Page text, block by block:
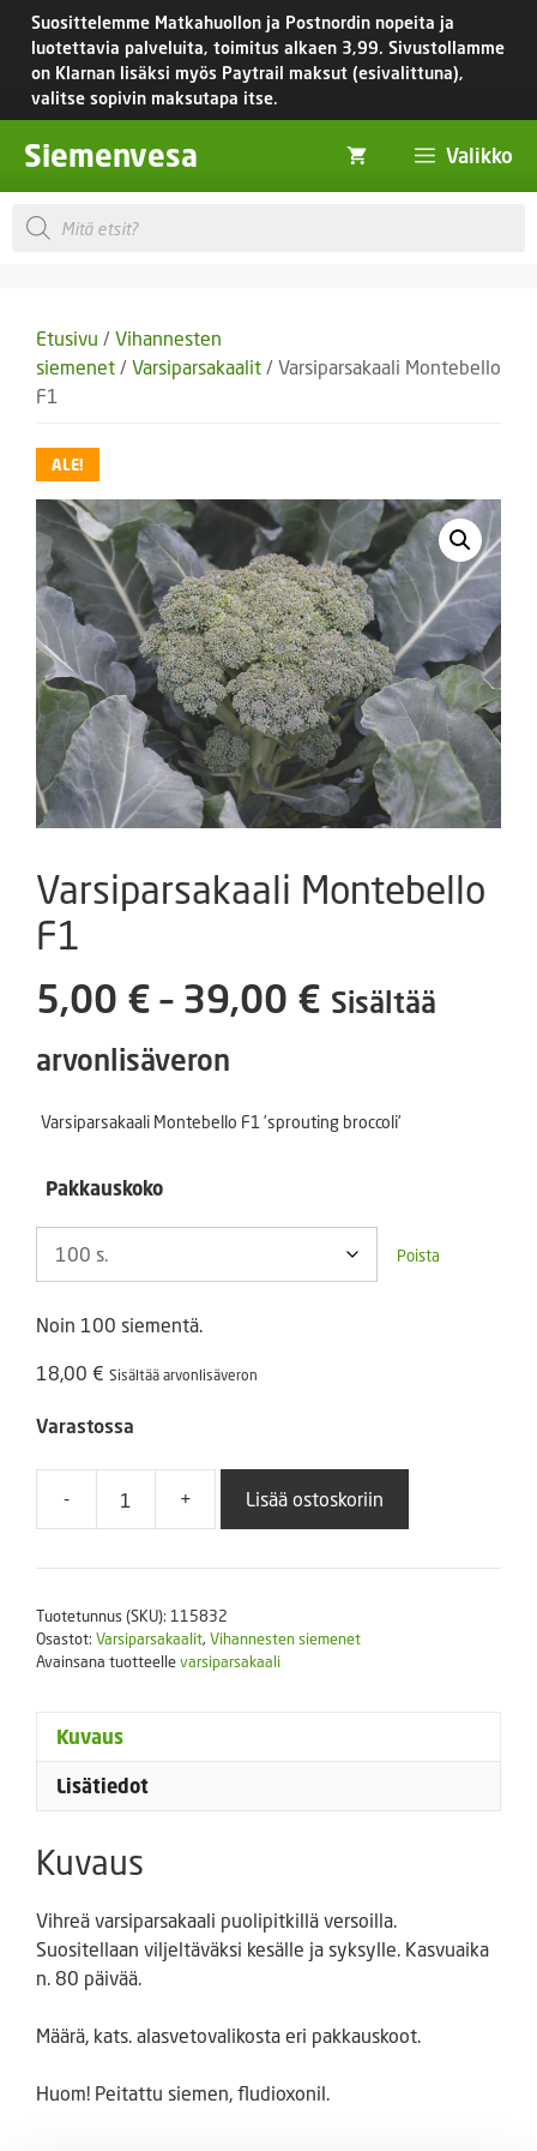
Siirry
sisältöön
Suosittelemme Matkahuollon ja Postnordin nopeita ja
luotettavia palveluita, toimitus alkaen 3,99. Sivustollamme
on Klarnan lisäksi myös Paytrail maksut (esivalittuna),
valitse sopivin maksutapa itse.
Siemenvesa Valikko
Products
search
Etusivu / Vihannesten
siemenet / Varsiparsakaalit / Varsiparsakaali Montebello
F1
ALE!
Varsiparsakaali Montebello
F1
5,00 € – 39,00 €
-
Sisältää
arvonlisäveron
Varsiparsakaali Montebello F1 ’sprouting broccoli’
Pakkauskoko
Poista
Noin 100 siementä.
18,00 € Sisältää arvonlisäveron
Varastossa
-
Varsiparsakaali
F1
+ Lisää ostoskoriin
Tuotetunnus (SKU): 115832
Osastot: Varsiparsakaalit, Vihannesten siemenet
Avainsana tuotteellevarsiparsakaali
Kuvaus
Lisätiedot
Kuvaus
Vihreä varsiparsakaali puolipitkillä versoilla.
Suositellaan viljeltäväksi kesälle ja syksylle. Kasvuaika
n. 80 päivää.
Määrä, kats. alasvetovalikosta eri pakkauskoot.
Huom! Peitattu siemen, fludioxonil.